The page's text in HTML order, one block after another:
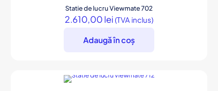
Statie de lucru Viewmate 702
2.610,00 lei (TVA inclus)
Adaugă în coș